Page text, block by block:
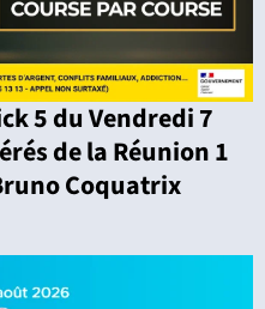
5 du Vendredi 7
de la Réunion 1
Coquatrix